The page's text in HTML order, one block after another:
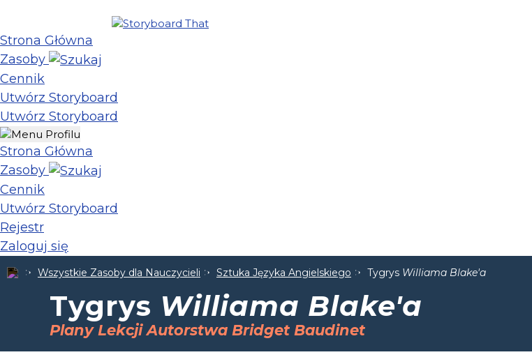
Strona Główna
Zasoby
Cennik
Utwórz Storyboard
Utwórz Storyboard
Strona Główna
Zasoby
Cennik
Utwórz Storyboard
Rejestr
Zaloguj się
Wszystkie Zasoby dla Nauczycieli Sztuka Języka Angielskiego Tygrys Williama Blake'a
Tygrys Williama Blake'a
Plany Lekcji Autorstwa Bridget Baudinet